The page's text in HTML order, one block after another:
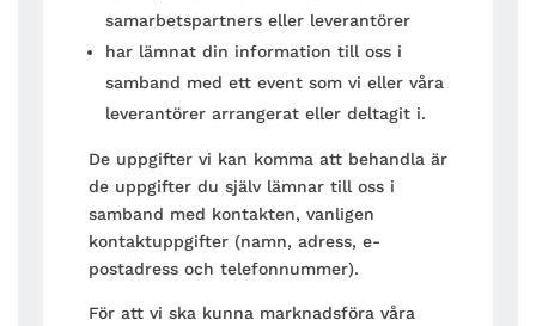
samarbetspartners eller leverantörer
har lämnat din information till oss i
samband med ett event som vi eller våra
leverantörer arrangerat eller deltagit i.
De uppgifter vi kan komma att behandla är
de uppgifter du själv lämnar till oss i
samband med kontakten, vanligen
kontaktuppgifter (namn, adress, e-
postadress och telefonnummer).
För att vi ska kunna marknadsföra våra